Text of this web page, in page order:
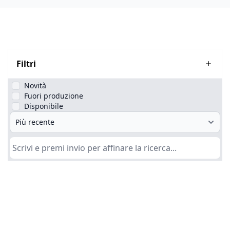
Filtri
Novità
Fuori produzione
Disponibile